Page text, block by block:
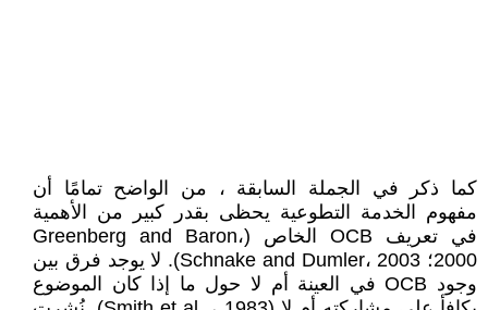
كما ذكر في الجملة السابقة ، من الواضح تمامًا أن
مفهوم الخدمة التطوعية يحظى بقدر كبير من الأهمية
في تعريف OCB الخاص (Greenberg and Baron،
2000؛ Schnake and Dumler، 2003). لا يوجد فرق بين
وجود OCB في العينة أم لا حول ما إذا كان الموضوع